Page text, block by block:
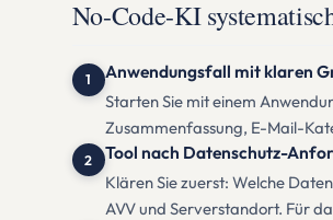
No-Code-KI
1 Anwendungsfall mit klaren
Starten Sie mit einem
Zusammenfassung, E-Mail-
2 Tool nach Datenschutz-
Klären Sie zuerst: Welche
AVV und Serverstandort. Für